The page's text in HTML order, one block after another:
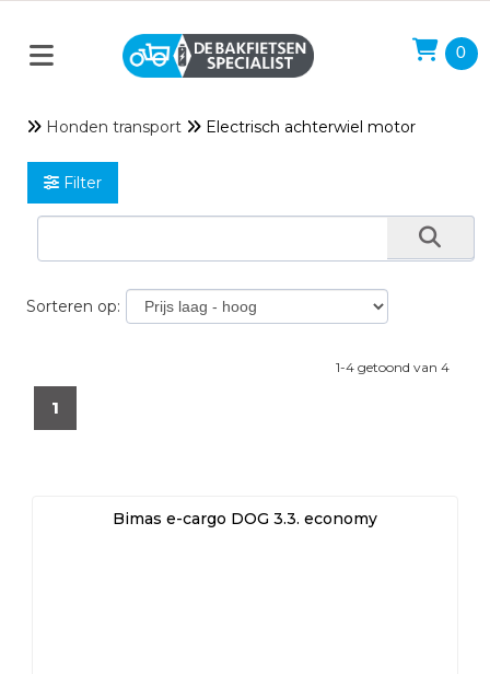
0
Honden transport Electrisch achterwiel motor
Filter
Sorteren op:
1-4 getoond van 4
1
Bimas e-cargo DOG 3.3. economy